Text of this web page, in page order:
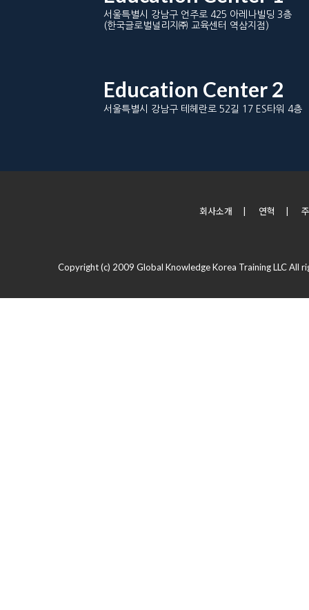
서울특별시 강남구 언주로 425 아레나빌딩 3층
(한국글로벌널리지㈜ 교육센터 역삼지점)
Education Center 2
서울특별시 강남구 테헤란로 52길 17 ES타워 4층
회사소개 연혁
Copyright (c) 2009 Global Knowledge Korea Training LLC All